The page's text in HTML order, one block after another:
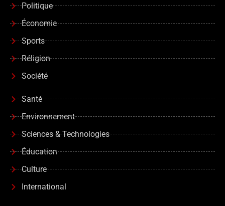
Politique
Économie
Sports
Réligion
Société
Santé
Environnement
Sciences & Technologies
Éducation
Culture
International